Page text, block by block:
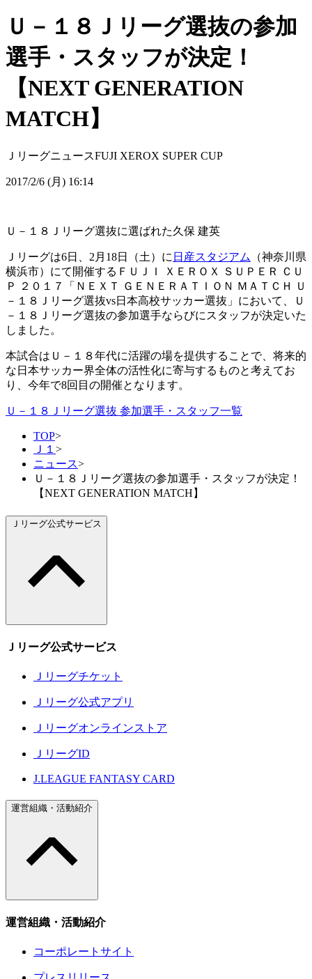
Ｕ－１８Ｊリーグ選抜の参加
選手・スタッフが決定！
【NEXT GENERATION
MATCH】
ＪリーグニュースFUJI XEROX SUPER CUP
2017/2/6 (月) 16:14
Ｕ－１８Ｊリーグ選抜に選ばれた久保 建英
Ｊリーグは6日、2月18日（土）に 日産スタジアム
（神奈川県
横浜市）にて開催するＦＵＪＩ ＸＥＲＯＸ ＳＵＰＥＲ ＣＵ
Ｐ ２０１７「ＮＥＸＴ ＧＥＮＥＲＡＴＩＯＮ ＭＡＴＣＨ Ｕ
－１８Ｊリーグ選抜vs日本高校サッカー選抜」において、Ｕ
－１８Ｊリーグ選抜の参加選手ならびにスタッフが決定いた
しました。
本試合はＵ－１８年代に活躍の場を提供することで、将来的
な日本サッカー界全体の活性化に寄与するものと考えてお
り、今年で8回目の開催となります。
Ｕ－１８Ｊリーグ選抜 参加選手・スタッフ一覧
TOP>
Ｊ１ >
ニュース>
Ｕ－１８Ｊリーグ選抜の参加選手・スタッフが決定！
【NEXT GENERATION MATCH】
Ｊリーグ公式サービス
Ｊリーグ公式サービス
Ｊリーグチケット
Ｊリーグ公式アプリ
Ｊリーグオンラインストア
ＪリーグID
J.LEAGUE FANTASY CARD
運営組織・活動紹介
運営組織・活動紹介
コーポレートサイト